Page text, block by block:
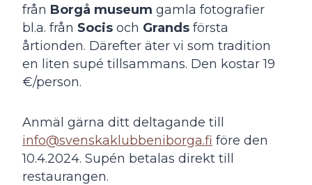
från Borgå museum gamla fotografier
bl.a. från Socis och Grands första
årtionden. Därefter äter vi som tradition
en liten supé tillsammans. Den kostar 19
€/person.
Anmäl gärna ditt deltagande till
info@svenskaklubbeniborga.fi före den
10.4.2024. Supén betalas direkt till
restaurangen.